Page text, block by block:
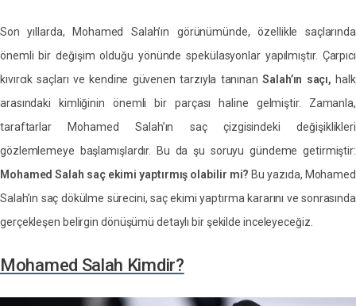
Son yıllarda, Mohamed Salah’ın görünümünde, özellikle saçlarında
önemli bir değişim olduğu yönünde spekülasyonlar yapılmıştır. Çarpıcı
kıvırcık saçları ve kendine güvenen tarzıyla tanınanSalah’ın saçı, halk
arasındaki kimliğinin önemli bir parçası haline gelmiştir. Zamanla,
taraftarlar Mohamed Salah’ın saç çizgisindeki değişiklikleri
gözlemlemeye başlamışlardır. Bu da şu soruyu gündeme getirmiştir:
Mohamed Salah saç ekimi yaptırmış olabilir mi? Bu yazıda, Mohamed
Salah’ın saç dökülme sürecini, saç ekimi yaptırma kararını ve sonrasında
gerçekleşen belirgin dönüşümü detaylı bir şekilde inceleyeceğiz.
Mohamed Salah Kimdir?